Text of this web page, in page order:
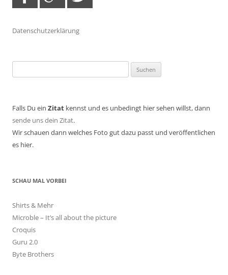
Datenschutzerklärung
nach:
Falls Du ein Zitat kennst und es unbedingt hier sehen willst, dann
sende uns dein Zitat.
Wir schauen dann welches Foto gut dazu passt und veröffentlichen
es hier.
SCHAU MAL VORBEI
Shirts & Mehr
Microble – It’s all about the picture
Croquis
Guru 2.0
Byte Brothers